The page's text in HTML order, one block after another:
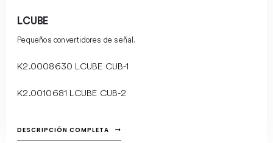
LCUBE
Pequeños convertidores de señal.
K2.0008630 LCUBE CUB-1
K2.0010681 LCUBE CUB-2
DESCRIPCIÓN COMPLETA